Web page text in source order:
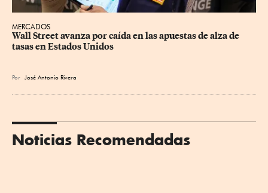
MERCADOS
Wall Street avanza por caída en las apuestas de alza de
tasas en Estados Unidos
Por José Antonio Rivera
Noticias Recomendadas